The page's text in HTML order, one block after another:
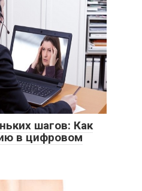
шагов: Как
в цифровом